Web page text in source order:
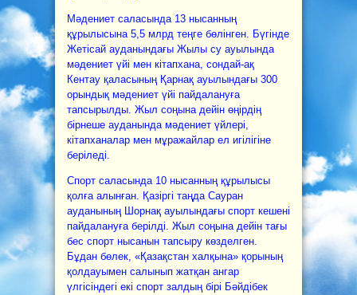
Мәдениет саласында 13 нысанның
құрылысына 5,5 млрд теңге бөлінген. Бүгінде
Жетісай ауданындағы Жылы су ауылында
мәдениет үйі мен кітапхана, сондай-ақ
Кентау қаласының Қарнақ ауылындағы 300
орындық мәдениет үйі пайдалануға
тапсырылды. Жыл соңына дейін өңірдің
бірнеше ауданында мәдениет үйлері,
кітапханалар мен мұражайлар ел игілігіне
беріледі.
Спорт саласында 10 нысанның құрылысы
қолға алынған. Қазіргі таңда Сауран
ауданының Шорнақ ауылындағы спорт кешені
пайдалануға берілді. Жыл соңына дейін тағы
бес спорт нысанын тапсыру көзделген.
Бұдан бөлек, «Қазақстан халқына» қорының
қолдауымен салынып жатқан ангар
үлгісіндегі екі спорт залдың бірі Бәйдібек